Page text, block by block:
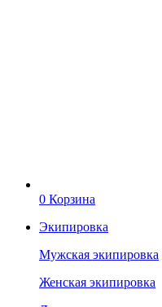
0 Корзина
Экипировка
Мужская экипировка
Женская экипировка